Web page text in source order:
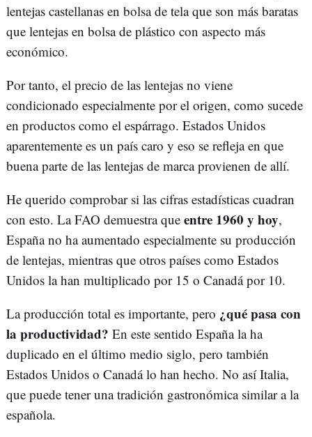
lentejas castellanas en bolsa de tela que son más baratas
que lentejas en bolsa de plástico con aspecto más
económico.
Por tanto, el precio de las lentejas no viene
condicionado especialmente por el origen, como sucede
en productos como el espárrago. Estados Unidos
aparentemente es un país caro y eso se refleja en que
buena parte de las lentejas de marca provienen de allí.
He querido comprobar si las cifras estadísticas cuadran
con esto. La FAO demuestra que entre 1960 y hoy,
España no ha aumentado especialmente su producción
de lentejas, mientras que otros países como Estados
Unidos la han multiplicado por 15 o Canadá por 10.
La producción total es importante, pero ¿qué pasa con
la productividad? En este sentido España la ha
duplicado en el último medio siglo, pero también
Estados Unidos o Canadá lo han hecho. No así Italia,
que puede tener una tradición gastronómica similar a la
española.